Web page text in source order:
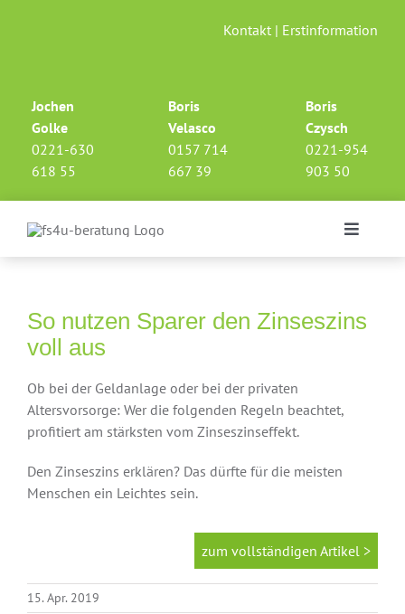
Jochen
Golke
0221-630
618 55
Boris
Velasco
0157 714
667 39
Boris
Czysch
0221-954
903 50
Kontakt | Erstinformation
Toggle
Altersvorsorge
Onlinevergleich
So nutzen Sparer den Zinseszins
voll aus
Ob bei der Geldanlage oder bei der privaten
Altersvorsorge: Wer die folgenden Regeln beachtet,
profitiert am stärksten vom Zinseszinseffekt.
Den Zinseszins erklären? Das dürfte für die meisten
Menschen ein Leichtes sein.
zum vollständigen Artikel >
15. Apr. 2019